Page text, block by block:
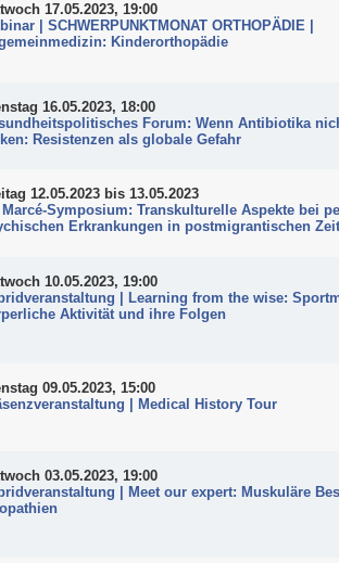
17.05.2023, 19:00
| SCHWERPUNKTMONAT ORTHOPÄDIE |
Kinderorthopädie
16.05.2023, 18:00
Forum: Wenn Antibiotika
Resistenzen als globale Gefahr
12.05.2023 bis 13.05.2023
Marcé-Symposium: Transkulturelle Aspekte bei
Erkrankungen in postmigrantischen
10.05.2023, 19:00
| Learning from the wise:
Aktivität und ihre Folgen
09.05.2023, 15:00
| Medical History Tour
03.05.2023, 19:00
| Meet our expert: Muskuläre